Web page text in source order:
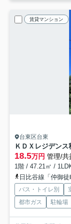
賃貸マンション
台東区台東
ＫＤＸレジデンス
18.5万円 管理/共
1階 / 47.21㎡ /
日比谷線「仲御
バス・トイレ別
都市ガス
駐輪場